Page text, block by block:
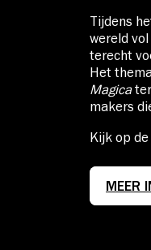
Tijdens
wereld
terecht
Het
Magica
makers
Kijk op
MEER